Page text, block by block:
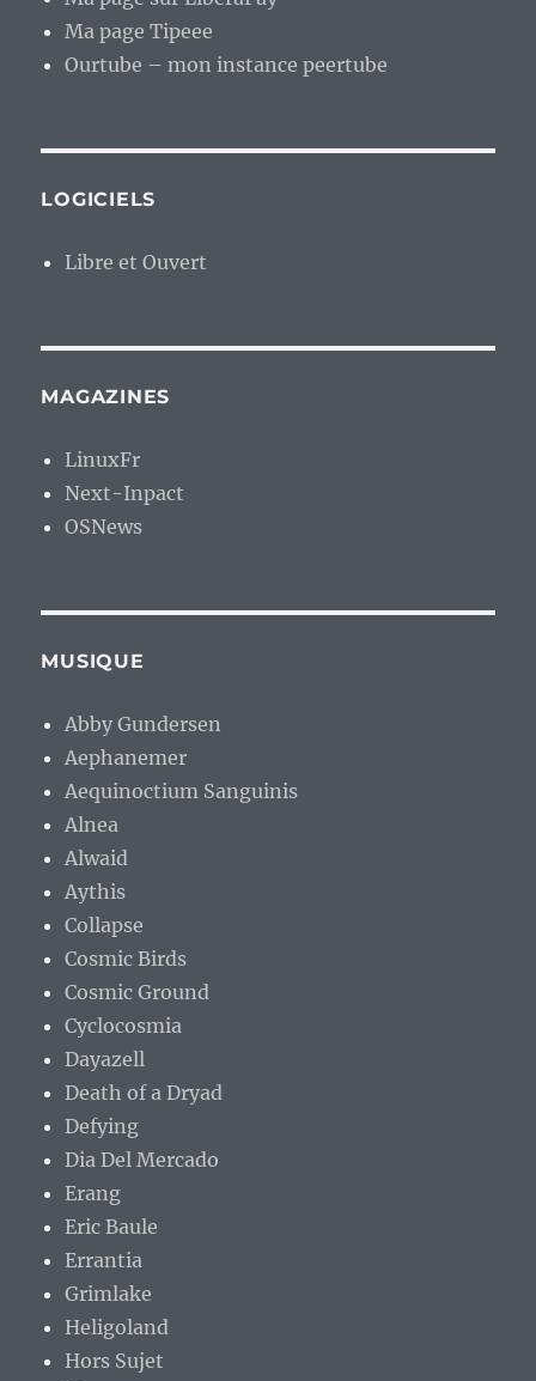
Ma page Tipeee
Ourtube – mon instance peertube
LOGICIELS
Libre et Ouvert
MAGAZINES
LinuxFr
Next-Inpact
OSNews
MUSIQUE
Abby Gundersen
Aephanemer
Aequinoctium Sanguinis
Alnea
Alwaid
Aythis
Collapse
Cosmic Birds
Cosmic Ground
Cyclocosmia
Dayazell
Death of a Dryad
Defying
Dia Del Mercado
Erang
Eric Baule
Errantia
Grimlake
Heligoland
Hors Sujet